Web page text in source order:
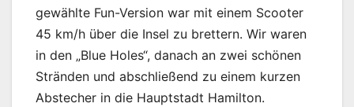
gewählte Fun-Version war mit einem Scooter
45 km/h über die Insel zu brettern. Wir waren
in den „Blue Holes“, danach an zwei schönen
Stränden und abschließend zu einem kurzen
Abstecher in die Hauptstadt Hamilton.